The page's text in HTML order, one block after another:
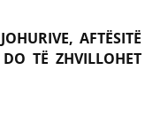
AFTËSITË
TË ZHVILLOHET